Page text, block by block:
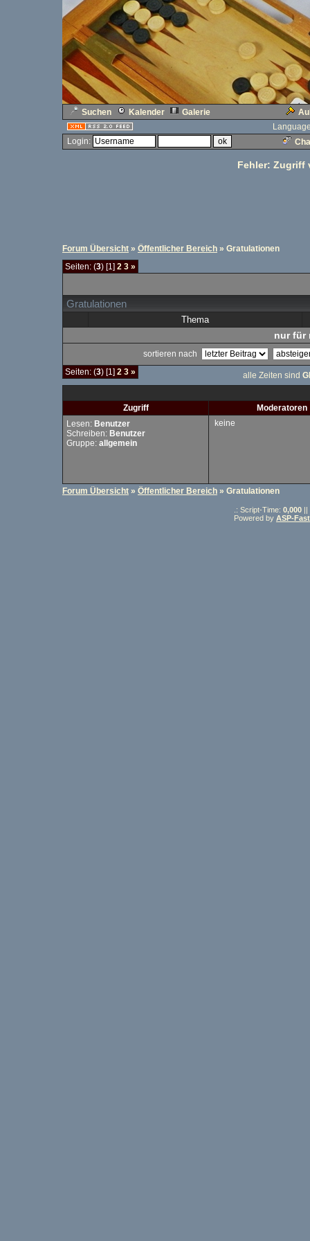
Suchen Kalender Galerie
Login:
Fehler: Zugriff
Forum Übersicht » Öffentlicher Bereich » Gratulationen
Seiten: (3) [1] 2 3 »
Gratulationen
Thema
nur für
sortieren nach
Seiten: (3) [1] 2 3 » alle Zeiten sind
Zugriff
Moderatoren
Lesen: Benutzer
Schreiben: Benutzer
Gruppe: allgemein
keine
Forum Übersicht » Öffentlicher Bereich » Gratulationen
.: Script-Time: 0,000 ||
Powered by ASP-